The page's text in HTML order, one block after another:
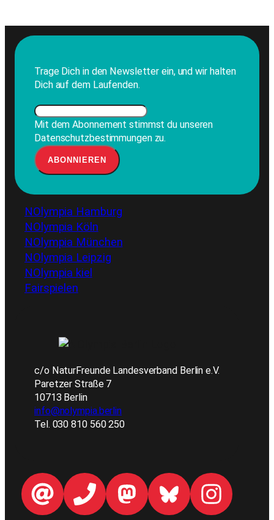
Trage Dich in den Newsletter ein, und wir halten
Dich auf dem Laufenden.
Mit dem Abonnement stimmst du unseren
Datenschutzbestimmungen zu.
NOlympia Hamburg
NOlympia Köln
NOlympia München
NOlympia Leipzig
NOlympia kiel
Fairspielen
c/o NaturFreunde Landesverband Berlin e.V.
Paretzer Straße 7
10713 Berlin
info@nolympia.berlin
Tel. 030 810 560 250